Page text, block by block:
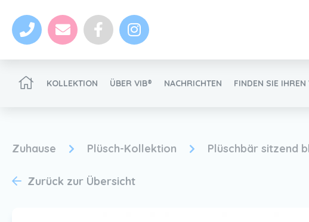
VIB®-Händler werden
KOLLEKTION ÜBER VIB® NACHRICHTEN FINDEN SIE
Zuhause Plüsch-Kollektion Plüschbär sitzend
Zurück zur Übersicht